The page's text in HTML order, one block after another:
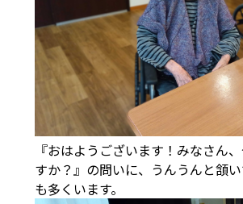
『おはようございます！みなさん
すか？』の問いに、うんうんと頷
も多くいます。